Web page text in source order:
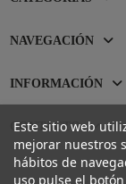
NAVEGACIÓN
INFORMACIÓN
CONTACTO
Este sitio web
mejorar nuestros
hábitos de
uso pulse el